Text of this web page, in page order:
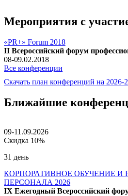
Мероприятия с
«PR+» Forum 2018
II Всероссийский форум
08-09.02.2018
Все конференции
Скачать план конференций на 2026-
Ближайшие
09-11.09.2026
Скидка 10%
31 день
КОРПОРАТИВНОЕ ОБУЧЕНИЕ И
ПЕРСОНАЛА 2026
IX Ежегодный Всероссийский